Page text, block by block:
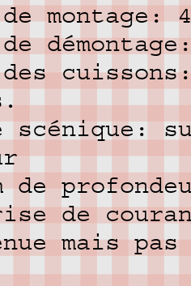
de montage:
scénique:
de
de
mais